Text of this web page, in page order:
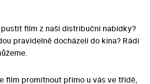
film z naší distribuční nabídky?
pravidelně docházeli do kina? Rádi
film promítnout přímo u vás ve třídě,